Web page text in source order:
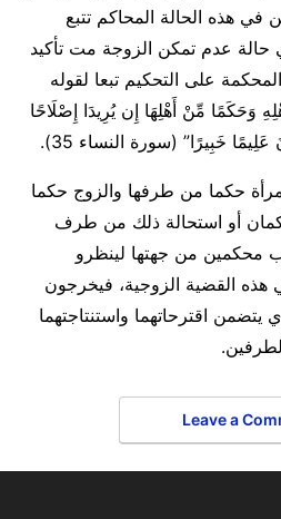
في هذه الحالة المحاكم تتبع
عدم تمكن الزوجة مت تأكيد
المحكمة على التحكيم تبعا لقوله
وَحَكَمًا مِّنْ أَهْلِهَا إِن يُرِيدَا إِصْلَاحًا
خَبِيرًا” (سورة النساء 35).
حكما من طرفها والزوج حكما
أو استحالة ذلك من طرف
محكمين من جهتها لينظرو
القضية الزوجية، فيخرجون
يتضمن اقترحاتهما واستنتاجتهما
Leave a